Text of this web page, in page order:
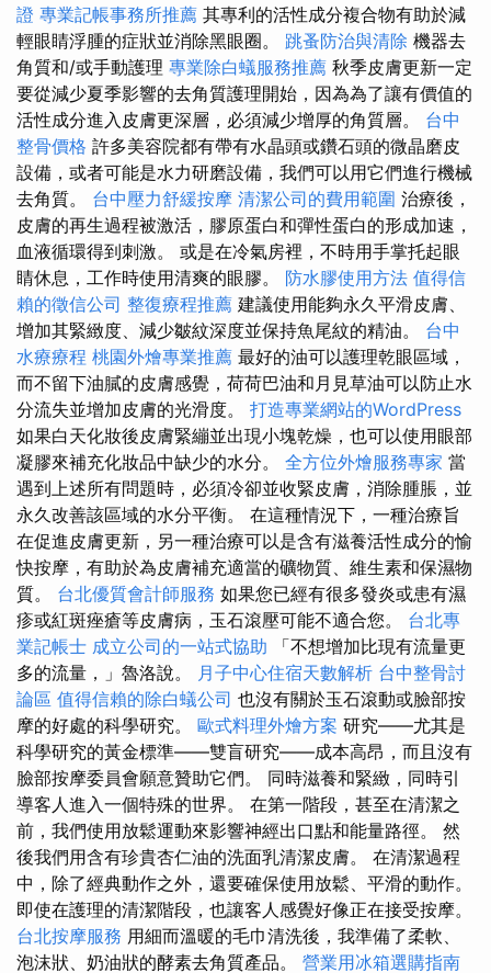
證 專業記帳事務所推薦 其專利的活性成分複合物有助於減
輕眼睛浮腫的症狀並消除黑眼圈。 跳蚤防治與清除 機器去
角質和/或手動護理 專業除白蟻服務推薦 秋季皮膚更新一定
要從減少夏季影響的去角質護理開始，因為為了讓有價值的
活性成分進入皮膚更深層，必須減少增厚的角質層。 台中
整骨價格 許多美容院都有帶有水晶頭或鑽石頭的微晶磨皮
設備，或者可能是水力研磨設備，我們可以用它們進行機械
去角質。 台中壓力舒緩按摩 清潔公司的費用範圍 治療後，
皮膚的再生過程被激活，膠原蛋白和彈性蛋白的形成加速，
血液循環得到刺激。 或是在冷氣房裡，不時用手掌托起眼
睛休息，工作時使用清爽的眼膠。 防水膠使用方法 值得信
賴的徵信公司 整復療程推薦 建議使用能夠永久平滑皮膚、
增加其緊緻度、減少皺紋深度並保持魚尾紋的精油。 台中
水療療程 桃園外燴專業推薦 最好的油可以護理乾眼區域，
而不留下油膩的皮膚感覺，荷荷巴油和月見草油可以防止水
分流失並增加皮膚的光滑度。 打造專業網站的WordPress
如果白天化妝後皮膚緊繃並出現小塊乾燥，也可以使用眼部
凝膠來補充化妝品中缺少的水分。 全方位外燴服務專家 當
遇到上述所有問題時，必須冷卻並收緊皮膚，消除腫脹，並
永久改善該區域的水分平衡。 在這種情況下，一種治療旨
在促進皮膚更新，另一種治療可以是含有滋養活性成分的愉
快按摩，有助於為皮膚補充適當的礦物質、維生素和保濕物
質。 台北優質會計師服務 如果您已經有很多發炎或患有濕
疹或紅斑痤瘡等皮膚病，玉石滾壓可能不適合您。 台北專
業記帳士 成立公司的一站式協助 「不想增加比現有流量更
多的流量，」魯洛說。 月子中心住宿天數解析 台中整骨討
論區 值得信賴的除白蟻公司 也沒有關於玉石滾動或臉部按
摩的好處的科學研究。 歐式料理外燴方案 研究——尤其是
科學研究的黃金標準——雙盲研究——成本高昂，而且沒有
臉部按摩委員會願意贊助它們。 同時滋養和緊緻，同時引
導客人進入一個特殊的世界。 在第一階段，甚至在清潔之
前，我們使用放鬆運動來影響神經出口點和能量路徑。 然
後我們用含有珍貴杏仁油的洗面乳清潔皮膚。 在清潔過程
中，除了經典動作之外，還要確保使用放鬆、平滑的動作。
即使在護理的清潔階段，也讓客人感覺好像正在接受按摩。
台北按摩服務 用細而溫暖的毛巾清洗後，我準備了柔軟、
泡沫狀、奶油狀的酵素去角質產品。 營業用冰箱選購指南